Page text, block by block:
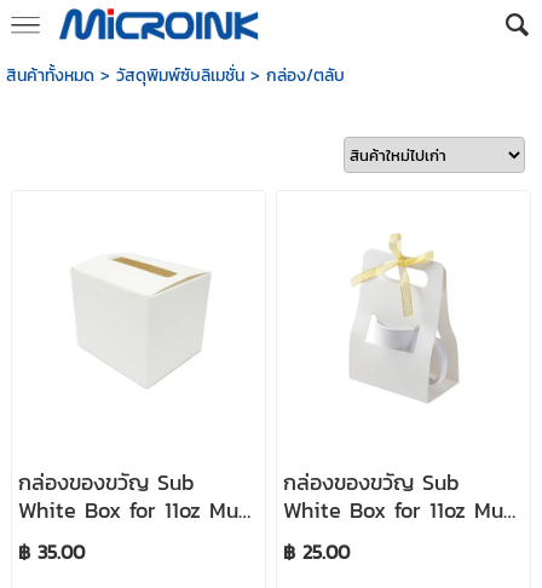
สินค้าทั้งหมด> วัสดุพิมพ์ซับลิเมชั่น> กล่อง/ตลับ
กล่องของขวัญ Sub
White Box for 11oz Mug
( handle outside )
฿ 35.00
กล่องของขวัญ Sub
White Box for 11oz Mug
( 14*8.5*19.5cm )
฿ 25.00